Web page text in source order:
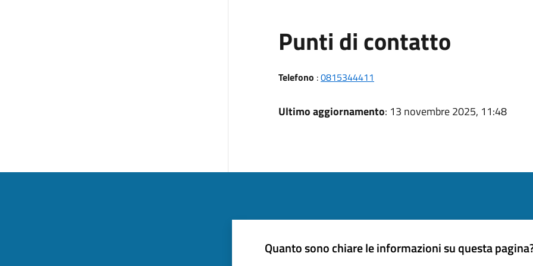
Punti di contatto
Telefono :0815344411
Ultimo aggiornamento: 13 novembre 2025, 11:48
Quanto sono chiare le informazioni su questa